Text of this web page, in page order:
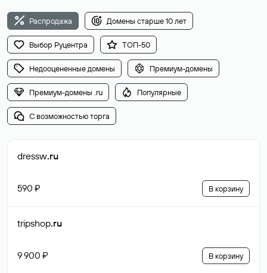
Распродажа Домены старше 10 лет
Выбор Руцентра ТОП-50
Недооцененные домены Премиум-домены
Премиум-домены .ru Популярные
С возможностью торга
dressw.ru
590 ₽ В корзину
tripshop.ru
9 900 ₽ В корзину